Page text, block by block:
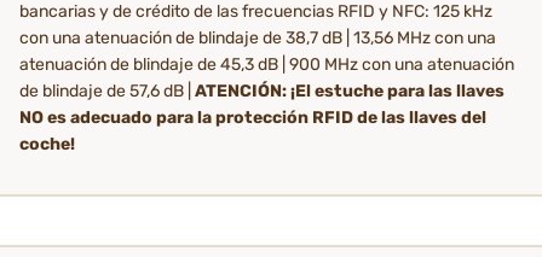
bancarias y de crédito de las frecuencias RFID y NFC: 125 kHz
con una atenuación de blindaje de 38,7 dB | 13,56 MHz con una
atenuación de blindaje de 45,3 dB | 900 MHz con una atenuación
de blindaje de 57,6 dB | ATENCIÓN: ¡El estuche para las llaves
NO es adecuado para la protección RFID de las llaves del
coche!